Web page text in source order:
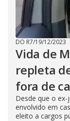
DO R7/19/12/2023
Vida de
repleta
fora de
Desde que o
envolvido em
eleito a cargos